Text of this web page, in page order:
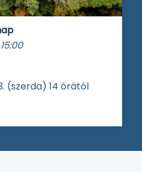
15:00
(szerda) 14 órától